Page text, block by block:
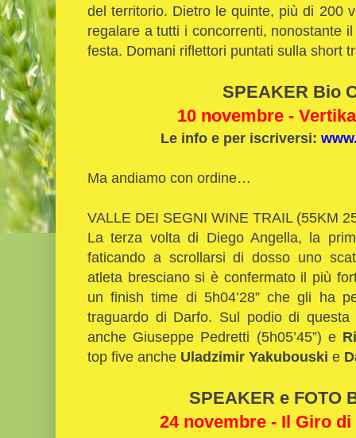
del territorio. Dietro le quinte, più di 200
regalare a tutti i concorrenti, nonostante
festa. Domani riflettori puntati sulla short
SPEAKER Bio
10 novembre -
Le info e per iscriversi:
Ma andiamo con ordine…
VALLE DEI SEGNI WINE TRAIL (55KM
La terza volta di Diego Angella, la
faticando a scrollarsi di dosso uno
atleta bresciano si è confermato il più
un finish time di 5h04’28” che gli ha
traguardo di Darfo. Sul podio di
anche Giuseppe Pedretti (5h05’45”) e
top five anche Uladzimir Yakubouski e
SPEAKER e FOTO
24 novembre - Il Giro